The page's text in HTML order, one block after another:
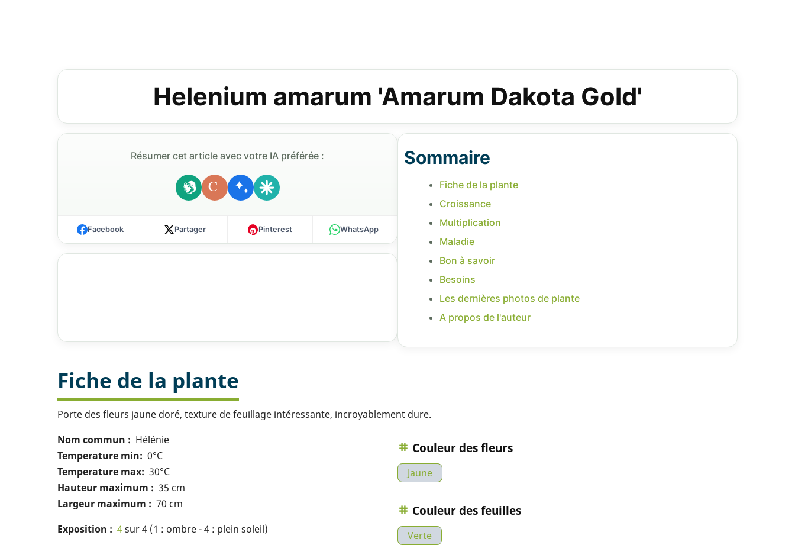
Helenium amarum 'Amarum Dakota Gold'
Résumer cet article avec votre IA préférée :
C
Facebook Partager Pinterest WhatsApp
Sommaire
Fiche de la plante
Croissance
Multiplication
Maladie
Bon à savoir
Besoins
Les dernières photos de plante
A propos de l'auteur
Fiche de la plante
Porte des fleurs jaune doré, texture de feuillage intéressante, incroyablement dure.
Nom commun
Hélénie
Temperature min
0°C
Temperature max 30°C
Hauteur maximum
35 cm
Largeur maximum
70 cm
Exposition
4sur 4 (1 : ombre - 4 : plein soleil)
Couleur des fleurs
Jaune
Couleur des feuilles
Verte